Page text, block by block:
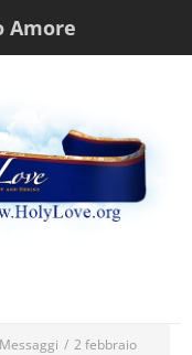
/ 2 febbraio
Amore